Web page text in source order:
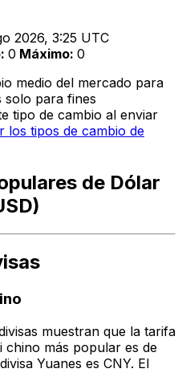
2026, 3:25 UTC
: 0 Máximo: 0
medio del mercado para
solo para fines
tipo de cambio al enviar
los tipos de cambio de
de Dólar
muestran que la tarifa
chino más popular es de
Yuanes es CNY. El